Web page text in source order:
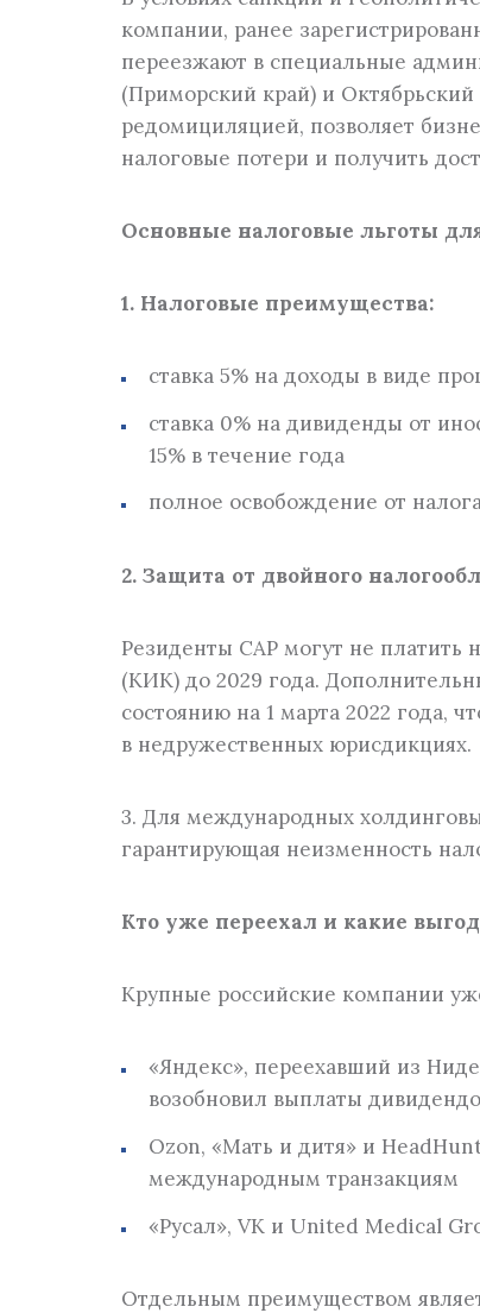
Постановка и комплексная
управленческого учета
компании, ранее
переезжают в специальные
(Приморский край) и
редомициляцией, позволяет
налоговые потери и получить
Основные налоговые льготы
1. Налоговые преимущества:
ставка 5% на доходы в виде
ставка 0% на дивиденды от
15% в течение года
полное освобождение от
2. Защита от двойного
Резиденты САР могут не платить
(КИК) до 2029 года.
состоянию на 1 марта 2022 года,
в недружественных юрисдикциях.
3. Для международных
гарантирующая неизменность
Кто уже переехал и какие
Крупные российские компании
«Яндекс», переехавший из
возобновил выплаты
Ozon, «Мать и дитя» и
международным транзакциям
«Русал», VK и United Medical
Отдельным преимуществом